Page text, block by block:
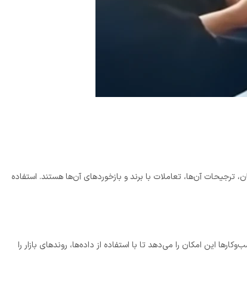
آن‌ها، تعاملات با برند و بازخوردهای آن‌ها هستند. استفاده
این امکان را می‌دهد تا با استفاده از داده‌ها، روندهای بازار را